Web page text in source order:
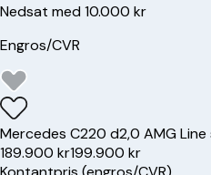
Nedsat med 10.000 kr
Engros/CVR
Mercedes C220 d2,0 AMG
189.900 kr199.900 kr